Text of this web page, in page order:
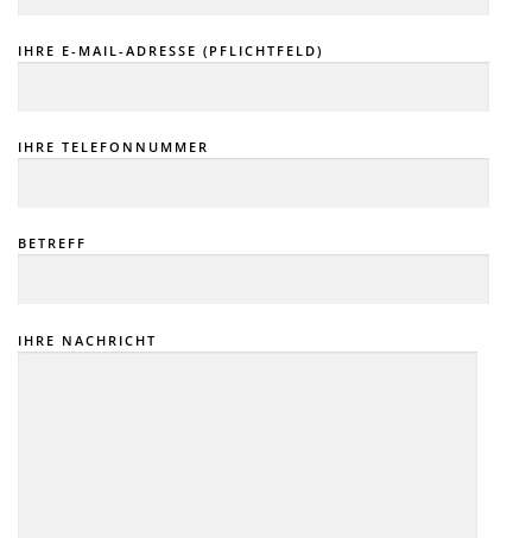
NORTHEIM KONTAKT
IHRE E-MAIL-ADRESSE (PFLICHTFELD)
IHRE TELEFONNUMMER
BETREFF
IHRE NACHRICHT